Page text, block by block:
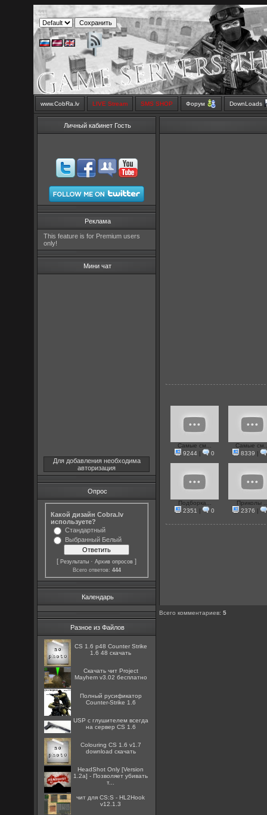
www.CobRa.lv LIVE Stream SMS SHOP Форум DownLoads
Личный кабинет Гость
Реклама
This feature is for Premium users
only!
Мини чат
Для добавления необходима
авторизация
Опрос
Какой дизайн Cobra.lv
используете?
Стандартный
Выбранный Белый
[Результаты ·Архив опросов ]
Всего ответов: 444
Календарь
Разное из Файлов
CS 1.6 p48 Counter Strike
1.6 48 скачать
Скачать чит Project
Mayhem v3.02 бесплатно
Полный русификатор
Counter-Strike 1.6
USP с глушителем всегда
на сервер CS 1.6
Colouring CS 1.6 v1.7
download скачать
HeadShot Only [Version
1.2a] - Позволяет убивать
т...
чит для CS:S - HL2Hook
v12.1.3
Самые см...
9244 | 0
Самые
8339 |
Подборка...
2351 | 0
Приколы
2376 |
Всего комментариев:5